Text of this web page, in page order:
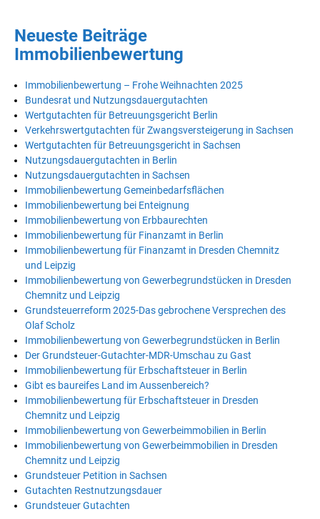
Neueste Beiträge
Immobilienbewertung
Immobilienbewertung – Frohe Weihnachten 2025
Bundesrat und Nutzungsdauergutachten
Wertgutachten für Betreuungsgericht Berlin
Verkehrswertgutachten für Zwangsversteigerung in Sachsen
Wertgutachten für Betreuungsgericht in Sachsen
Nutzungsdauergutachten in Berlin
Nutzungsdauergutachten in Sachsen
Immobilienbewertung Gemeinbedarfsflächen
Immobilienbewertung bei Enteignung
Immobilienbewertung von Erbbaurechten
Immobilienbewertung für Finanzamt in Berlin
Immobilienbewertung für Finanzamt in Dresden Chemnitz
und Leipzig
Immobilienbewertung von Gewerbegrundstücken in Dresden
Chemnitz und Leipzig
Grundsteuerreform 2025-Das gebrochene Versprechen des
Olaf Scholz
Immobilienbewertung von Gewerbegrundstücken in Berlin
Der Grundsteuer-Gutachter-MDR-Umschau zu Gast
Immobilienbewertung für Erbschaftsteuer in Berlin
Gibt es baureifes Land im Aussenbereich?
Immobilienbewertung für Erbschaftsteuer in Dresden
Chemnitz und Leipzig
Immobilienbewertung von Gewerbeimmobilien in Berlin
Immobilienbewertung von Gewerbeimmobilien in Dresden
Chemnitz und Leipzig
Grundsteuer Petition in Sachsen
Gutachten Restnutzungsdauer
Grundsteuer Gutachten